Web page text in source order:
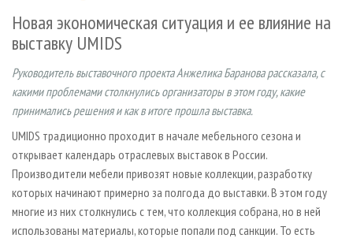
ДЕРЕВООБРАБОТКА
ПРОИЗВОДСТВО ДРЕВЕСНЫХ ПЛИТ
ДЕРЕВЯННОЕ ДОМОСТРОЕНИЕ
ПРОИЗВОДСТВО МЕБЕЛИ
БИОЭНЕРГЕТИКА
ЦБП
ИНСТРУМЕНТ И МАТЕРИАЛЫ
НОВОСТИ КОМПАНИЙ
ЛЕСНЫЕ РЕГИОНЫ РОССИИ
МОБИЛЬНЫЕ ВЫСТАВКИ
ОФИЦИАЛЬНЫЕ ДЕЛЕГАЦИИ
ПРИОРИТЕТНЫЕ ИНВЕСТПРОЕКТЫ
RUSSIAN FORESTRY REVIEW
ГАЗЕТА ЛЕСПРОМФОРУМ
БИБЛИОТЕКА СПЕЦИАЛИСТА
СТАТЬИ
О ЖУРНАЛЕ
ПОДПИСКА
КОНТАКТЫ
РЕКЛАМОДАТЕЛЯМ
РЕКЛАМА
РЕКЛАМА НА САЙТЕ
Новая экономическая ситуация и ее влияние на
выставку UMIDS
Руководитель выставочного проекта Анжелика Баранова рассказала, с
какими проблемами столкнулись организаторы в этом году, какие
принимались решения и как в итоге прошла выставка.
UMIDS традиционно проходит в начале мебельного сезона и
открывает календарь отраслевых выставок в России.
Производители мебели привозят новые коллекции, разработку
которых начинают примерно за полгода до выставки. В этом году
многие из них столкнулись с тем, что коллекция собрана, но в ней
использованы материалы, которые попали под санкции. То есть